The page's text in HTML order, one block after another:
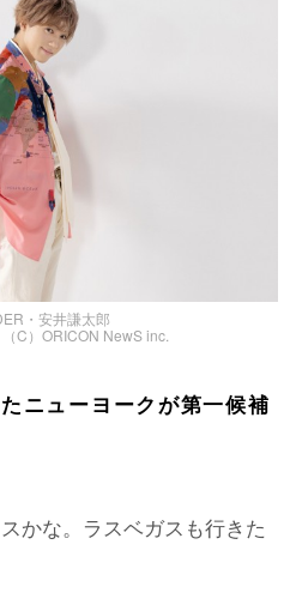
・安井謙太郎
C）ORICON NewS inc.
ニューヨークが第一候補
かな。ラスベガスも行きた